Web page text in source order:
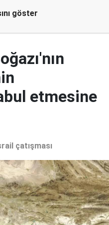
göster
etmesine
çatışması